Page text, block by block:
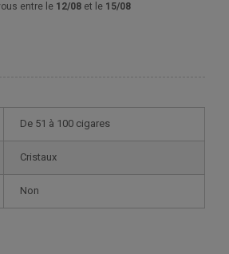
entre le 12/08et le 15/08
de 51 à 100 cigares
cristaux
non